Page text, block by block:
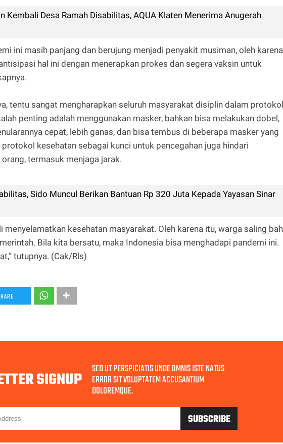
Kembali Desa Ramah Disabilitas, AQUA Klaten Menerima Anugerah
ini masih panjang dan berujung menjadi penyakit musiman, oleh karena
hal ini dengan menerapkan prokes dan segera vaksin untuk
tentu sangat mengharapkan seluruh masyarakat disiplin dalam protokol
penting adalah menggunakan masker, bahkan bisa melakukan dobel,
cepat, lebih ganas, dan bisa tembus di beberapa masker yang
kesehatan sebagai kunci untuk pencegahan juga hindari
termasuk menjaga jarak.
Sido Muncul Berikan Bantuan Rp 320 Juta Kepada Yayasan Sinar
menyelamatkan kesehatan masyarakat. Oleh karena itu, warga saling
Bila kita bersatu, maka Indonesia bisa menghadapi pandemi ini.
tutupnya. (Cak/Rls)
SIGNUP SED UT PERSPICIATIS UNDE OMNIS ISTE NATUS
ERROR SIT VOLUPTATEM ACCUSANTIUM
DOLOREMQUE.